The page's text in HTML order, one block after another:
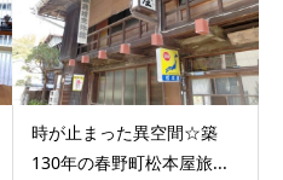
時が止まった異空間☆築
130年の春野町松本屋旅...